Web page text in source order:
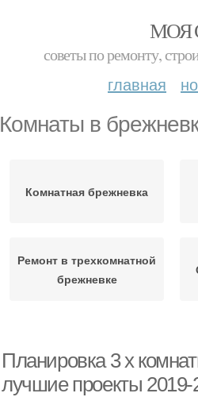
МОЯ
советы по ремонту,
главная
Комнаты в
Комнатная брежневка
Ремонт в трехкомнатной
брежневке
Планировка 3 х
лучшие проекты